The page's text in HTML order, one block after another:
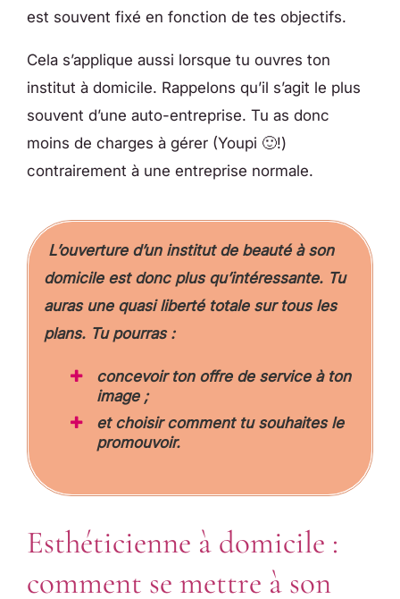
est souvent fixé en fonction de tes objectifs.
Cela s’applique aussi lorsque tu ouvres ton
institut à domicile. Rappelons qu’il s’agit le plus
souvent d’une auto-entreprise. Tu as donc
moins de charges à gérer (Youpi 🙂!)
contrairement à une entreprise normale.
L’ouverture d’un institut de beauté à son
domicile est donc plus qu’intéressante. Tu
auras une quasi liberté totale sur tous les
plans. Tu pourras :
concevoir ton offre de service à ton
image ;
et choisir comment tu souhaites le
promouvoir.
Esthéticienne à domicile :
comment se mettre à son